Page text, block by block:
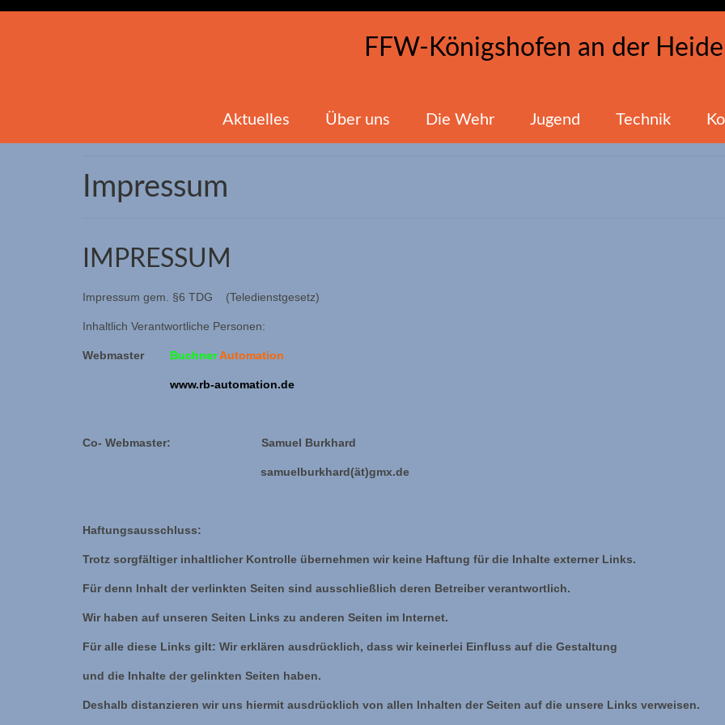
FFW-Königshofen an der Heide
Aktuelles Über uns Die Wehr Jugend Technik
Impressum
IMPRESSUM
Impressum gem. §6 TDG (Teledienstgesetz)
Inhaltlich Verantwortliche Personen:
Webmaster BuchnerAutomation
www.rb-automation.de
Co- Webmaster: Samuel Burkhard
samuelburkhard(ät)gmx.de
Haftungsausschluss:
Trotz sorgfältiger inhaltlicher Kontrolle übernehmen wir keine Haftung für die Inhalte externer Links.
Für denn Inhalt der verlinkten Seiten sind ausschließlich deren Betreiber verantwortlich.
Wir haben auf unseren Seiten Links zu anderen Seiten im Internet.
Für alle diese Links gilt: Wir erklären ausdrücklich, dass wir keinerlei Einfluss auf die Gestaltung
und die Inhalte der gelinkten Seiten haben.
Deshalb distanzieren wir uns hiermit ausdrücklich von allen Inhalten der Seiten auf die unsere Links verweisen.